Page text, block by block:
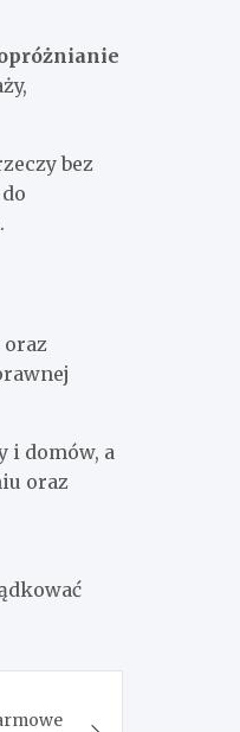
bez
oraz
i domów, a
oraz